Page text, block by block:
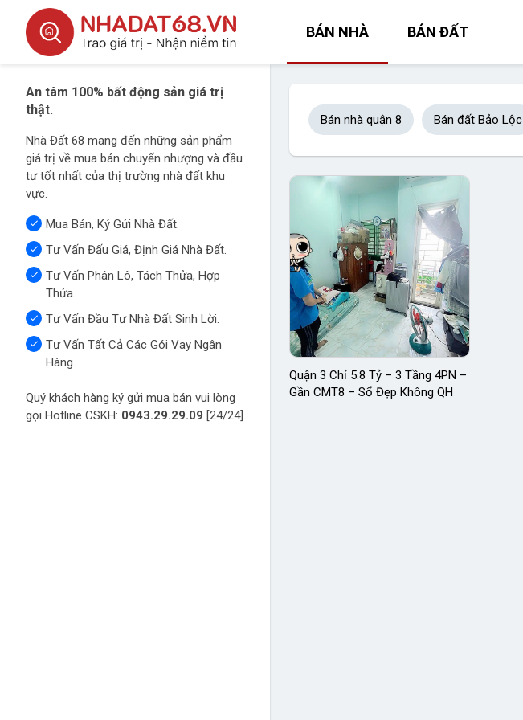
BÁN NHÀ BÁN ĐẤT
An tâm 100% bất động sản giá trị
thật.
Nhà Đất 68 mang đến những sản phẩm
giá trị về mua bán chuyển nhượng và đầu
tư tốt nhất của thị trường nhà đất khu
vực.
Mua Bán, Ký Gửi Nhà Đất.
Tư Vấn Đấu Giá, Định Giá Nhà Đất.
Tư Vấn Phân Lô, Tách Thửa, Hợp
Thửa.
Tư Vấn Đầu Tư Nhà Đất Sinh Lời.
Tư Vấn Tất Cả Các Gói Vay Ngân
Hàng.
Quý khách hàng ký gửi mua bán vui lòng
gọi Hotline CSKH: 0943.29.29.09 [24/24]
Bán nhà quận 8 Bán đất Bảo Lộc
Quận 3 Chỉ 5.8 Tỷ – 3 Tầng 4PN –
Gần CMT8 – Sổ Đẹp Không QH